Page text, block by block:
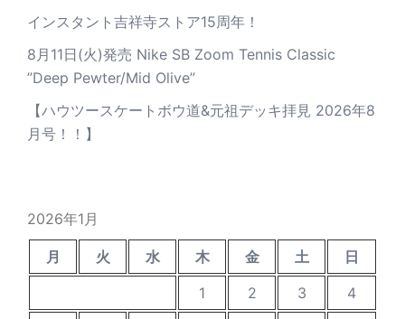
インスタント吉祥寺ストア15周年！
8月11日(火)発売 Nike SB Zoom Tennis Classic
”Deep Pewter/Mid Olive”
【ハウツースケートボウ道&元祖デッキ拝見 2026年8
月号！！】
2026年1月
月 火 水 木 金 土
日
1
2 3
4